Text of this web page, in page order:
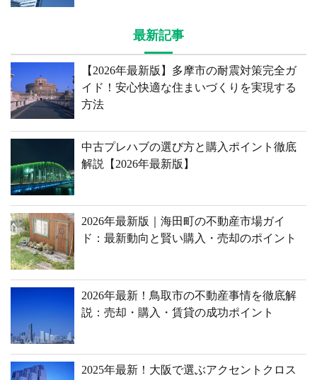
最新記事
【2026年最新版】多摩市の耐震対策完全ガ
イド！安心快適な住まいづくりを実現する
方法
中古プレハブの選び方と購入ポイント徹底
解説【2026年最新版】
2026年最新版｜海田町の不動産市場ガイ
ド：最新動向と賢い購入・売却のポイント
2026年最新！鳥取市の不動産事情を徹底解
説：売却・購入・賃貸の成功ポイント
2025年最新！大阪で選ぶアクセントクロス